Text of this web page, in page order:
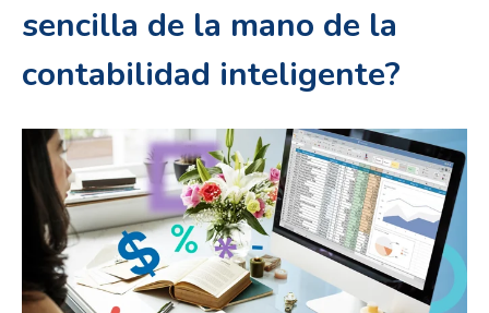
sencilla de la mano de la
contabilidad inteligente?